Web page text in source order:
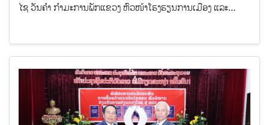
ໄຊ ວັນຄຳ ກຳມະການພັກແຂວງ ຫົວໜ້າໂຮງຮຽນການເມືອງ ແລະ…